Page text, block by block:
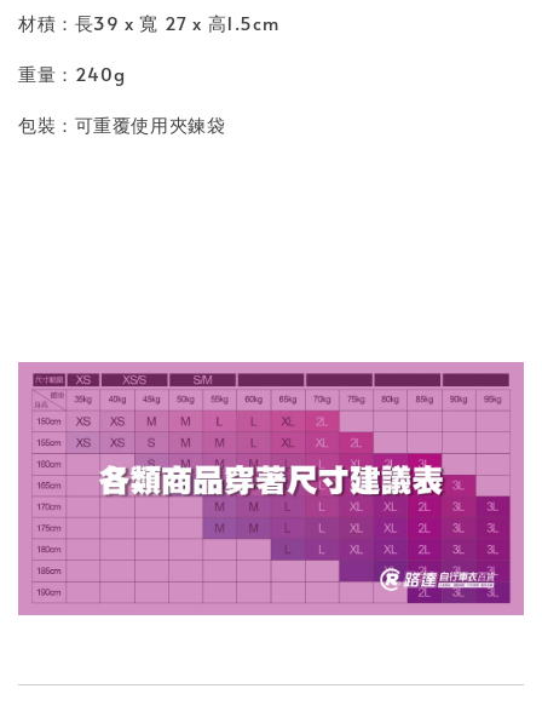
材積：長39 x 寬 27 x 高1.5cm
重量：240g
包裝：可重覆使用夾鍊袋